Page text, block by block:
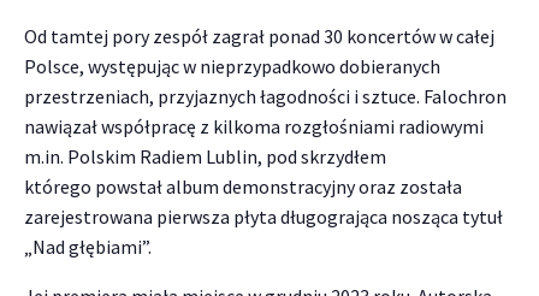
Od tamtej pory zespół zagrał ponad 30 koncertów w całej
Polsce, występując w nieprzypadkowo dobieranych
przestrzeniach, przyjaznych łagodności i sztuce. Falochron
nawiązał współpracę z kilkoma rozgłośniami radiowymi
m.in. Polskim Radiem Lublin, pod skrzydłem
którego powstał album demonstracyjny oraz została
zarejestrowana pierwsza płyta długogrająca nosząca tytuł
„Nad głębiami”.